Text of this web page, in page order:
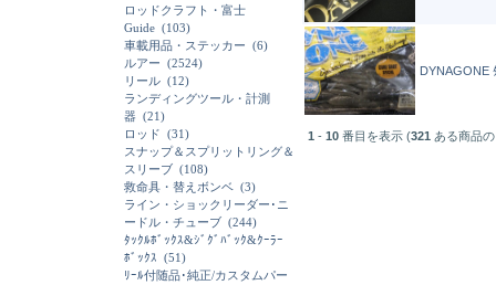
ロッドクラフト・富士
Guide (103)
車載用品・ステッカー (6)
ルアー (2524)
リール (12)
ランディングツール・計測
器 (21)
ロッド (31)
スナップ＆スプリットリング＆
スリーブ (108)
救命具・替えボンベ (3)
ライン・ショックリーダー･ニ
ードル・チューブ (244)
ﾀｯｸﾙﾎﾞｯｸｽ&ｼﾞｸﾞﾊﾞｯｸ&ｸｰﾗｰ
ﾎﾞｯｸｽ (51)
ﾘｰﾙ付随品･純正/カスタムパー
DYNAGONE
1 - 10 番目を表示 (321 ある商品